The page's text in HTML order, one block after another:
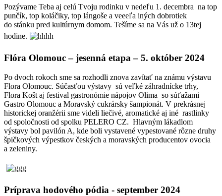
Pozývame Teba aj celú Tvoju rodinku v nedeľu 1. decembra na top
punčík, top koláčiky, top lángoše a veeeľa iných dobrotiek
do stánku pred kultúrnym domom. Tešíme sa na Vás už o 13tej
hodine.
Flóra Olomouc – jesenná etapa – 5. október 2024
Po dvoch rokoch sme sa rozhodli znova zavítať na známu výstavu
Flora Olomouc. Súčasťou výstavy sú veľké záhradnícke trhy,
Flora Košt aj festival gastronómie nápojov Olima so súťažami
Gastro Olomouc a Moravský cukrársky šampionát. V prekrásnej
historickej oranžérii sme videli liečivé, aromatické aj iné rastlinky
od spoločnosti od spolku PELERO CZ. Hlavným lákadlom
výstavy bol pavilón A, kde boli vystavené vypestované rôzne druhy
špičkových výpestkov českých a moravských producentov ovocia
a zeleniny.
Príprava hodového pódia - september 2024